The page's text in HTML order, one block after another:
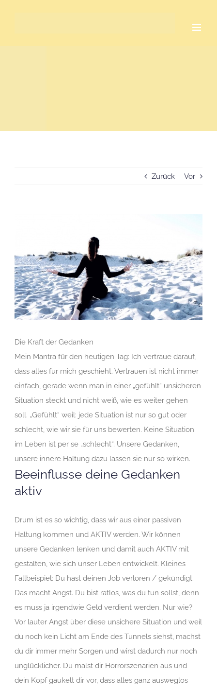
Zurück Vor
Die Kraft der Gedanken
Mein Mantra für den heutigen Tag: Ich vertraue darauf,
dass alles für mich geschieht. Vertrauen ist nicht immer
einfach, gerade wenn man in einer „gefühlt“ unsicheren
Situation steckt und nicht weiß, wie es weiter gehen
soll. „Gefühlt“ weil: jede Situation ist nur so gut oder
schlecht, wie wir sie für uns bewerten. Keine Situation
im Leben ist per se „schlecht“. Unsere Gedanken,
unsere innere Haltung dazu lassen sie nur so wirken.
Beeinflusse deine Gedanken
aktiv
Drum ist es so wichtig, dass wir aus einer passiven
Haltung kommen und AKTIV werden. Wir können
unsere Gedanken lenken und damit auch AKTIV mit
gestalten, wie sich unser Leben entwickelt. Kleines
Fallbeispiel: Du hast deinen Job verloren / gekündigt.
Das macht Angst. Du bist ratlos, was du tun sollst, denn
es muss ja irgendwie Geld verdient werden. Nur wie?
Vor lauter Angst über diese unsichere Situation und weil
du noch kein Licht am Ende des Tunnels siehst, machst
du dir immer mehr Sorgen und wirst dadurch nur noch
unglücklicher. Du malst dir Horrorszenarien aus und
dein Kopf gaukelt dir vor, dass alles ganz ausweglos